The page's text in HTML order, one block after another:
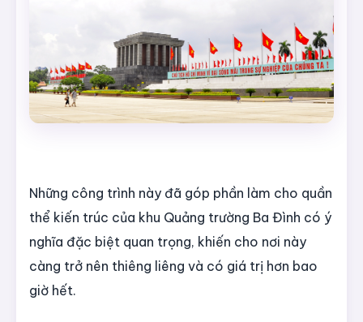
Những công trình này đã góp phần làm cho quần
thể kiến trúc của khu Quảng trường Ba Đình có ý
nghĩa đặc biệt quan trọng, khiến cho nơi này
càng trở nên thiêng liêng và có giá trị hơn bao
giờ hết.